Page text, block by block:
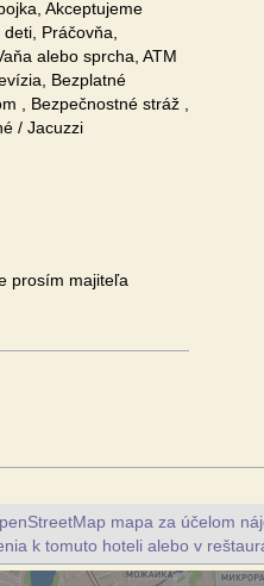
Akceptujeme
Práčovňa,
alebo sprcha, ATM
Bezplatné
, Bezpečnostné stráž ,
/ Jacuzzi
prosím majiteľa
mapa za účelom
k tomuto hoteli alebo v